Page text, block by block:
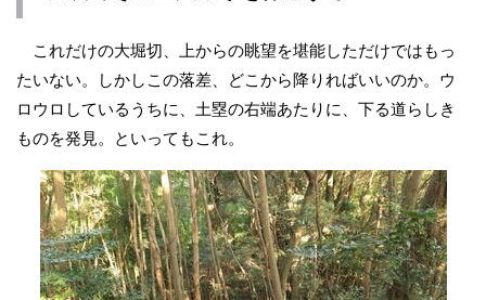
これだけの大堀切、上からの眺望を堪能しただけではもっ
たいない。しかしこの落差、どこから降りればいいのか。ウ
ロウロしているうちに、土塁の右端あたりに、下る道らしき
ものを発見。といってもこれ。